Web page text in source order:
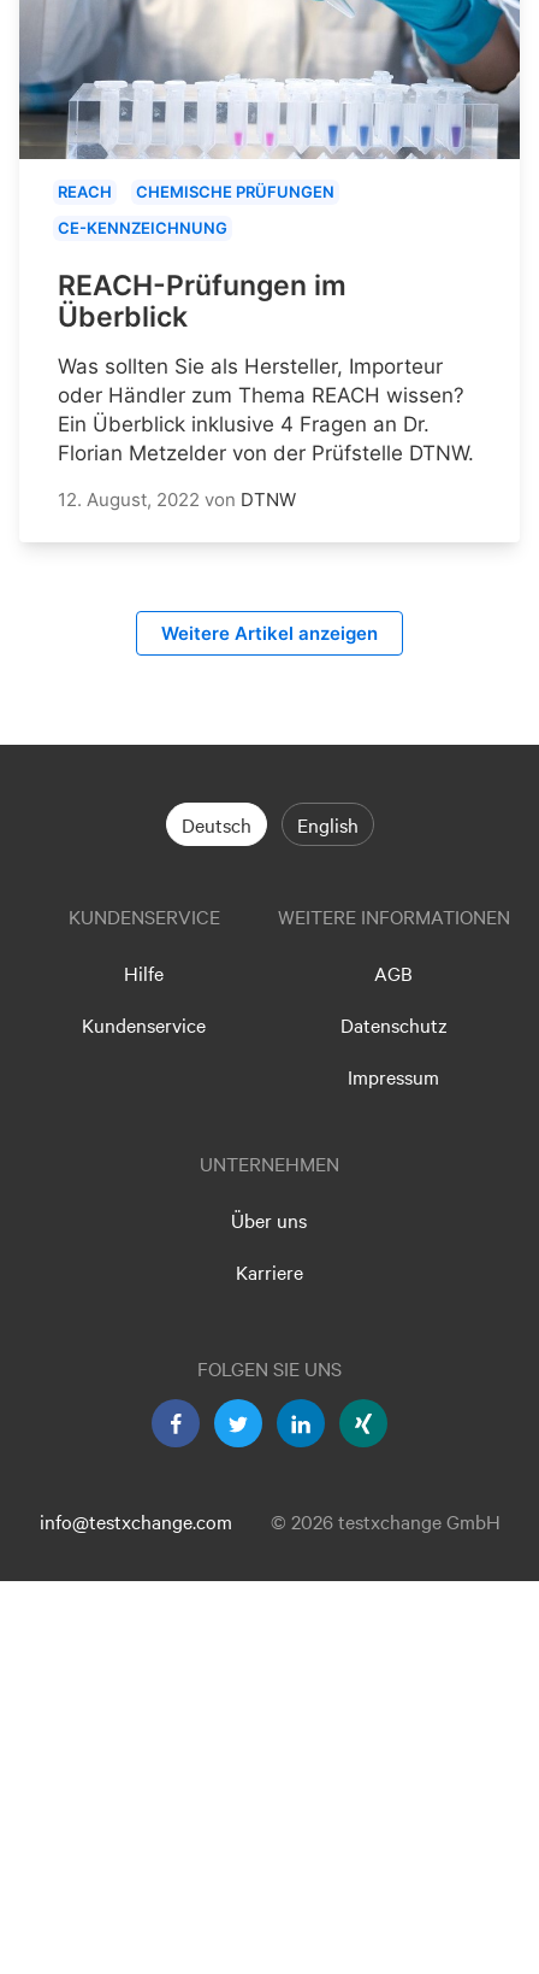
REACH
CHEMISCHE PRÜFUNGEN
CE-KENNZEICHNUNG
REACH-Prüfungen im
Überblick
Was sollten Sie als Hersteller, Importeur
oder Händler zum Thema REACH wissen?
Ein Überblick inklusive 4 Fragen an Dr.
Florian Metzelder von der Prüfstelle DTNW.
12. August, 2022 von DTNW
Weitere Artikel anzeigen
Deutsch English
KUNDENSERVICE
Hilfe
Kundenservice
WEITERE INFORMATIONEN
AGB
Datenschutz
Impressum
UNTERNEHMEN
Über uns
Karriere
FOLGEN SIE UNS
info@testxchange.com © 2026 testxchange GmbH